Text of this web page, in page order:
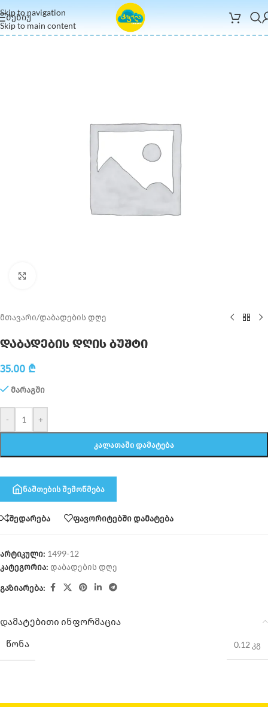
Skip to navigation
Skip to main content
ᲛᲔᲜᲘᲣ
მთავარი/დაბადების დღე
დაბადების დღის ბუშტი
35.00 ₾
მარაგში
- +
ᲙᲐᲚᲐᲗᲐᲨᲘ ᲓᲐᲛᲐᲢᲔᲑᲐ
ნაშთების შემოწმება
შედარება ფავორიტებში დამატება
არტიკული: 1499-12
კატეგორია: დაბადების დღე
გაზიარება:
დამატებითი ინფორმაცია
ᲬᲝᲜᲐ
0.12 კგ